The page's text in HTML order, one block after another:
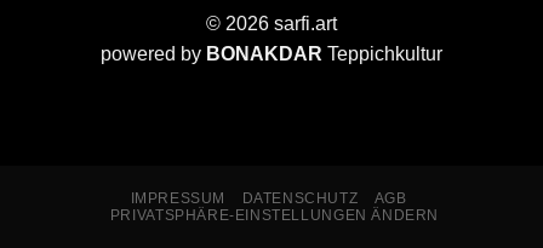
© 2026 sarfi.art
powered by BONAKDAR Teppichkultur
IMPRESSUM DATENSCHUTZ
AGB
PRIVATSPHÄRE-EINSTELLUNGEN ÄNDERN